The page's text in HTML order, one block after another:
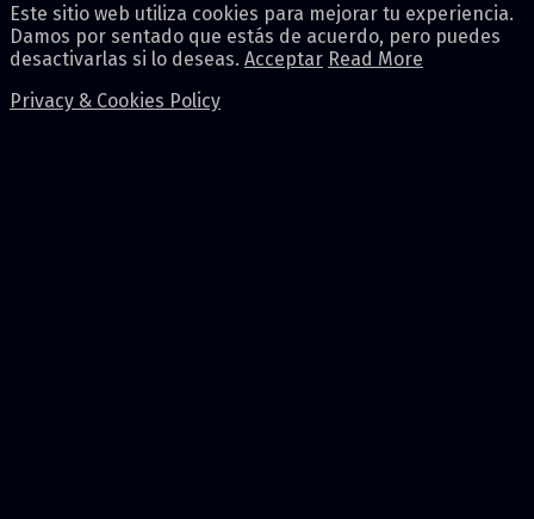
Este sitio web utiliza cookies para mejorar tu experiencia.
Damos por sentado que estás de acuerdo, pero puedes
desactivarlas si lo deseas. Acceptar Read More
Privacy & Cookies Policy